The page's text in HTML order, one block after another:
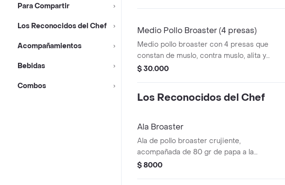
Para Compartir
Los Reconocidos del Chef
Acompañamientos
Bebidas
Combos
Medio Pollo Broaster (4 presas)
Medio pollo broaster con 4 presas que
constan de muslo, contra muslo, alita y
pechuga jugosa preparado con nuestra
irresistible con adición de papas a la
$ 30.000
Los Reconocidos del Chef
Ala Broaster
Ala de pollo broaster crujiente,
acompañada de 80 gr de papa a la
francesa, una arepita, tártara y miel.
$ 8000